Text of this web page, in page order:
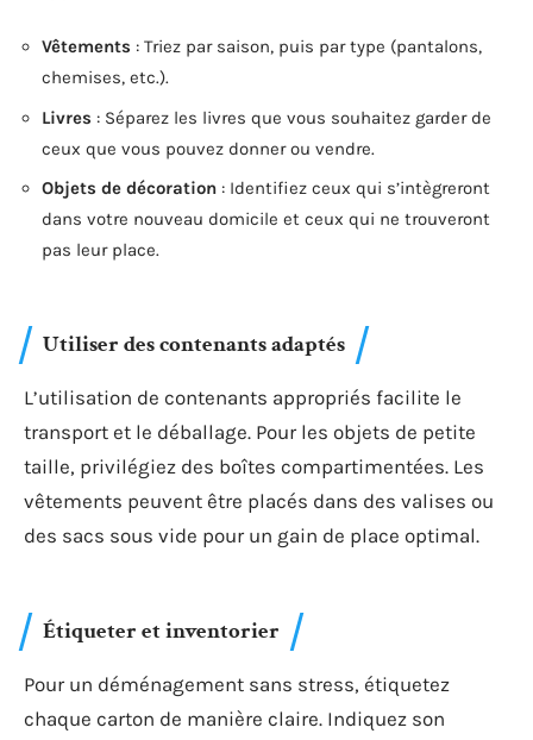
Vêtements : Triez par saison, puis par type (pantalons,
chemises, etc.).
Livres : Séparez les livres que vous souhaitez garder de
ceux que vous pouvez donner ou vendre.
Objets de décoration : Identifiez ceux qui s’intègreront
dans votre nouveau domicile et ceux qui ne trouveront
pas leur place.
Utiliser des contenants adaptés
L’utilisation de contenants appropriés facilite le
transport et le déballage. Pour les objets de petite
taille, privilégiez des boîtes compartimentées. Les
vêtements peuvent être placés dans des valises ou
des sacs sous vide pour un gain de place optimal.
Étiqueter et inventorier
Pour un déménagement sans stress, étiquetez
chaque carton de manière claire. Indiquez son